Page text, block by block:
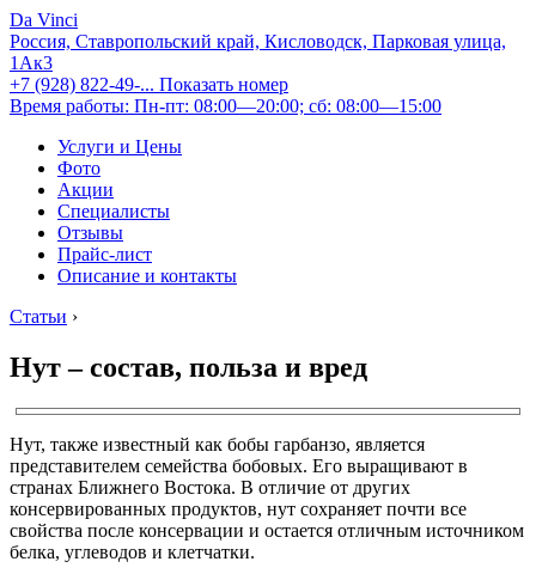
Da Vinci
Россия, Ставропольский край, Кисловодск, Парковая улица,
1Ак3
+7 (928) 822-49-... Показать номер
Время работы: Пн-пт: 08:00—20:00; сб: 08:00—15:00
Услуги и Цены
Фото
Акции
Специалисты
Отзывы
Прайс-лист
Описание и контакты
Статьи ›
Нут – состав, польза и вред
Нут, также известный как бобы гарбанзо, является
представителем семейства бобовых. Его выращивают в
странах Ближнего Востока. В отличие от других
консервированных продуктов, нут сохраняет почти все
свойства после консервации и остается отличным источником
белка, углеводов и клетчатки.